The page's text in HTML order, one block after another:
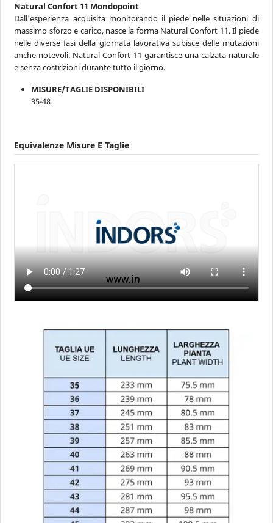
Natural Confort 11 Mondopoint
Dall'esperienza acquisita monitorando il piede nelle situazioni di
massimo sforzo e carico, nasce la forma Natural Confort 11. Il piede
nelle diverse fasi della giornata lavorativa subisce delle mutazioni
anche notevoli. Natural Confort 11 garantisce una calzata naturale
e senza costrizioni durante tutto il giorno.
MISURE/TAGLIE DISPONIBILI
35-48
Equivalenze Misure E Taglie